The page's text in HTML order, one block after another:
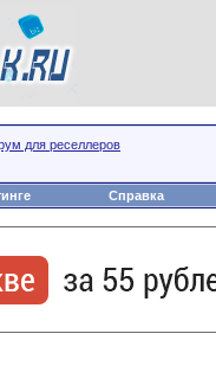
для реселлеров
Справка